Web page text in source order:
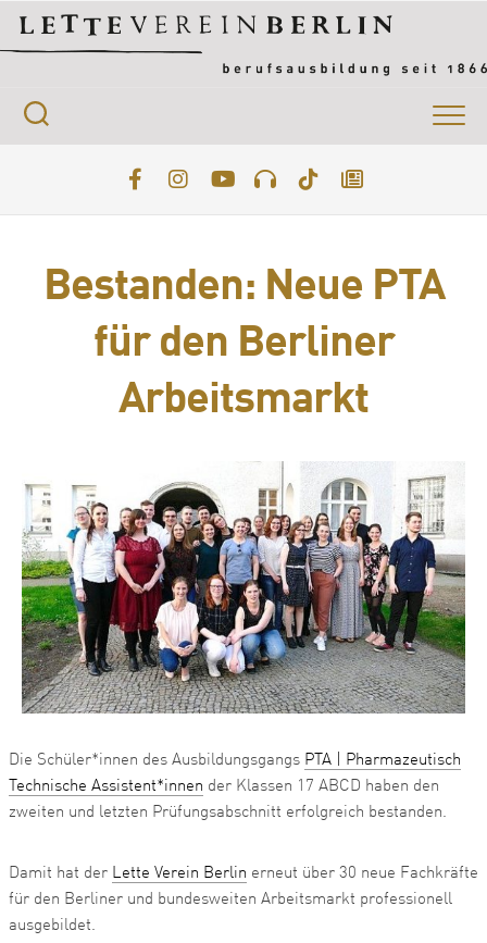
content
Bestanden: Neue PTA
für den Berliner
Arbeitsmarkt
Die Schüler*innen des Ausbildungsgangs PTA | Pharmazeutisch
Technische Assistent*innen der Klassen 17 ABCD haben den
zweiten und letzten Prüfungsabschnitt erfolgreich bestanden.
Damit hat der Lette Verein Berlin erneut über 30 neue Fachkräfte
für den Berliner und bundesweiten Arbeitsmarkt professionell
ausgebildet.